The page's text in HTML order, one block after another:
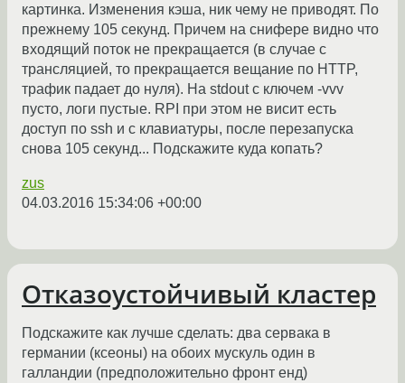
картинка. Изменения кэша, ник чему не приводят. По
прежнему 105 секунд. Причем на снифере видно что
входящий поток не прекращается (в случае с
трансляцией, то прекращается вещание по HTTP,
трафик падает до нуля). На stdout с ключем -vvv
пусто, логи пустые. RPI при этом не висит есть
доступ по ssh и с клавиатуры, после перезапуска
снова 105 секунд... Подскажите куда копать?
zus
04.03.2016 15:34:06 +00:00
Отказоустойчивый кластер
Подскажите как лучше сделать: два сервака в
германии (ксеоны) на обоих мускуль один в
галландии (предположительно фронт енд)